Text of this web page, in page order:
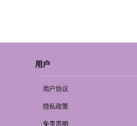
用户
用户协议
隐私政策
免责声明